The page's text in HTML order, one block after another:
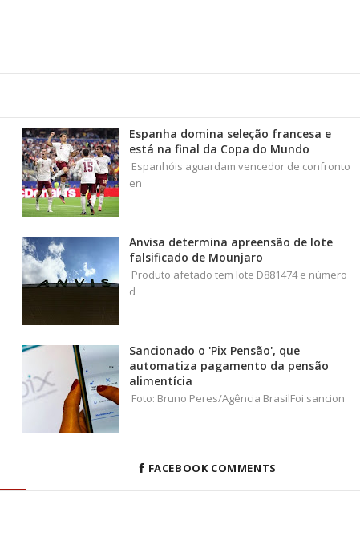
Espanha domina seleção francesa e
está na final da Copa do Mundo
Espanhóis aguardam vencedor de confronto
en
Anvisa determina apreensão de lote
falsificado de Mounjaro
Produto afetado tem lote D881474 e número
d
Sancionado o 'Pix Pensão', que
automatiza pagamento da pensão
alimentícia
Foto: Bruno Peres/Agência BrasilFoi sancion
FACEBOOK COMMENTS